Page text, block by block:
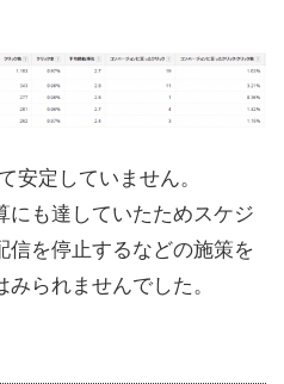
安定していません。
にも達していたためスケジ
信を停止するなどの施策を
られませんでした。